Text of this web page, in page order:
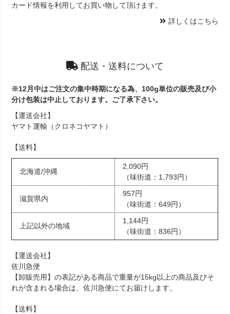
カード情報を利用してお買い物して頂けます。
詳しくはこちら
配送・送料について
※12月中はご注文の集中時期になる為、100g単位の販売及び小
分け包装は中止しております。ご了承下さい。
【運送会社】
ヤマト運輸（クロネコヤマト）
【送料】
北海道/沖縄
2,090円
（味街道：1,793円）
滋賀県内
957円
（味街道：649円）
上記以外の地域
1,144円
（味街道：836円）
【運送会社】
佐川急便
【卸販売用】の表記がある商品で重量が15kg以上の商品及びそ
れが含まれる場合は、佐川急便にてお届けします。
【送料】